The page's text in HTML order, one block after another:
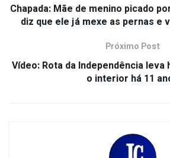
Chapada: Mãe de menino picado
diz que ele já mexe as pernas e
Próximo Post
Vídeo: Rota da Independência
o interior há 11